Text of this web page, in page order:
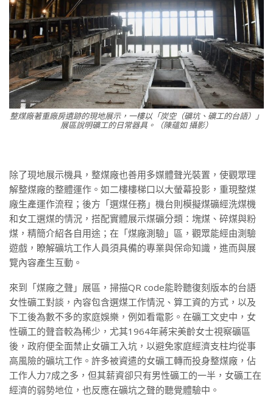
整煤廠著重廠房遺跡的現地展示，一樓以「炭空（礦坑、礦工的台語）」
展區說明礦工的日常器具。（陳蘊如 攝影）
除了現地展示機具，整煤廠也善用多媒體聲光裝置，使觀眾理
解整煤廠的整體運作。如二樓樓梯口以大螢幕投影，重現整煤
廠生產運作流程；後方「選煤任務」機台則模擬煤礦經洗煤機
和女工選煤的情況，搭配實體展示煤礦分類：塊煤、碎煤與粉
煤，精簡介紹各自用途；在「煤廠測驗」區，觀眾能經由測驗
遊戲，瞭解礦坑工作人員須具備的專業與保命知識，進而與展
覽內容產生互動。
來到「煤廠之聲」展區，掃描QR code能聆聽復刻版本的台語
女性礦工對談，內容包含選煤工作情況、算工資的方式，以及
下工後為數不多的家庭娛樂，例如看電影。在礦工文史中，女
性礦工的聲音較為稀少，尤其1964年蔣宋美齡女士視察礦區
後，政府便全面禁止女礦工入坑，以避免家庭經濟支柱均從事
高風險的礦坑工作。許多被資遣的女礦工轉而投身整煤廠，佔
工作人力7成之多，但其薪資卻只有男性礦工的一半，女礦工在
經濟的弱勢地位，也反應在礦坑之聲的聽覺體驗中。